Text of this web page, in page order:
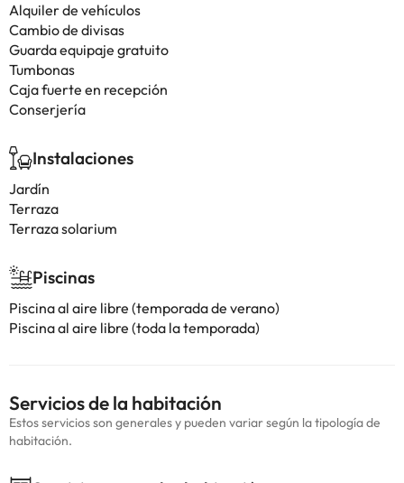
Alquiler de vehículos
Cambio de divisas
Guarda equipaje gratuito
Tumbonas
Caja fuerte en recepción
Conserjería
Instalaciones
Jardín
Terraza
Terraza solarium
Piscinas
Piscina al aire libre (temporada de verano)
Piscina al aire libre (toda la temporada)
Servicios de la habitación
Estos servicios son generales y pueden variar según la tipología de
habitación.